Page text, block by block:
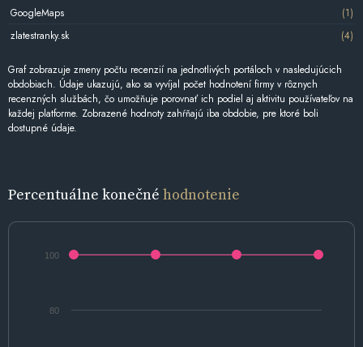
GoogleMaps
(1)
zlatestranky.sk
(4)
Graf zobrazuje zmeny počtu recenzií na jednotlivých portáloch v nasledujúcich
obdobiach. Údaje ukazujú, ako sa vyvíjal počet hodnotení firmy v rôznych
recenzných službách, čo umožňuje porovnať ich podiel aj aktivitu používateľov na
každej platforme. Zobrazené hodnoty zahŕňajú iba obdobie, pre ktoré boli
dostupné údaje.
Percentuálne konečné hodnotenie
80
100